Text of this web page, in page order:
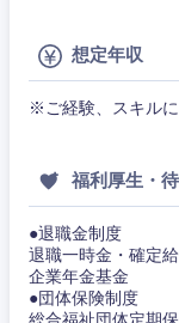
想定年収
※ご経験、スキル
福利厚生・
●退職金制度
退職一時金・確定
企業年金基金
●団体保険制度
総合福祉団体定期
（モノづ
メディカ
ル
建設・施工管
コンサル
マスメデ
エンター
群馬県
千葉県